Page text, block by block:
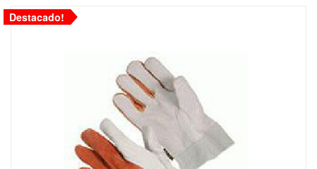
Destacado!